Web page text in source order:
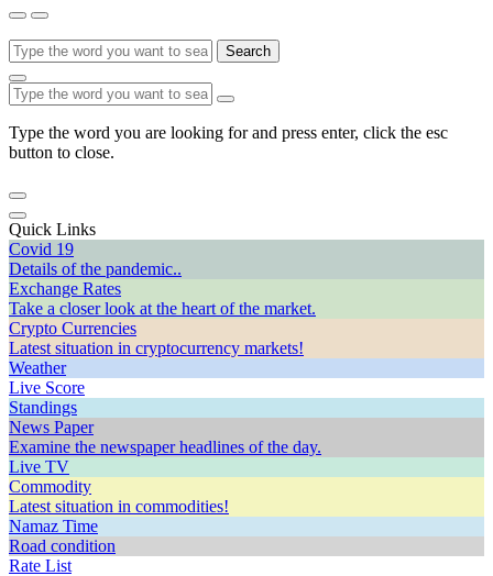
Search
Type the word you are looking for and press enter, click the esc
button to close.
Quick Links
Covid 19
Details of the pandemic..
Exchange Rates
Take a closer look at the heart of the market.
Crypto Currencies
Latest situation in cryptocurrency markets!
Weather
Live Score
Standings
News Paper
Examine the newspaper headlines of the day.
Live TV
Commodity
Latest situation in commodities!
Namaz Time
Road condition
Rate List